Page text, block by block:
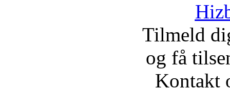
Tilmeld
og få
Kontakt